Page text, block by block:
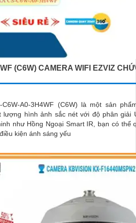
(C6W) CAMERA WIFI EZVIZ
A0-3H4WF (C6W) là một sản
lượng hình ảnh sắc nét với độ phân giải
như Hồng Ngoại Smart IR, bạn có thể
kiện ánh sáng yếu